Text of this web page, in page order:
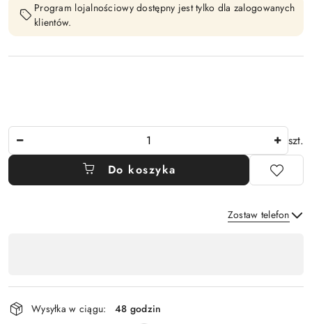
Program lojalnościowy dostępny jest tylko dla zalogowanych
klientów.
szt.
Do koszyka
Zostaw telefon
płatność
i
Wysyłka w ciągu:
48 godzin